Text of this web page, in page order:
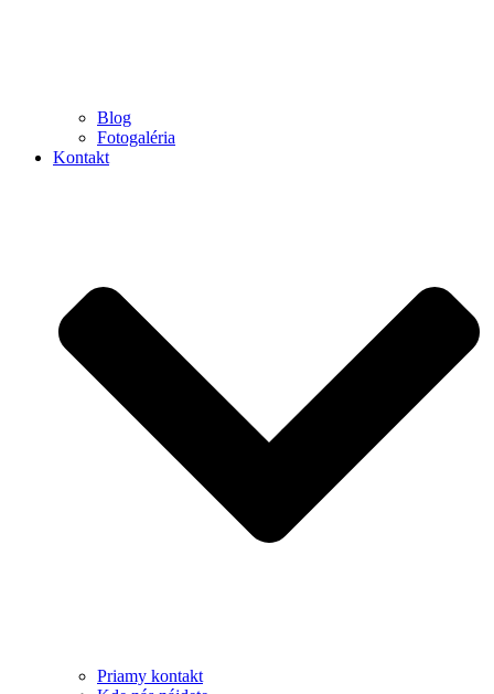
Blog
Fotogaléria
Kontakt
Priamy kontakt